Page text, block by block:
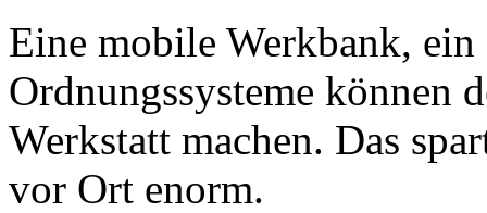
Eine mobile Werkbank,
Ordnungssysteme können
Werkstatt machen. Das
vor Ort enorm.